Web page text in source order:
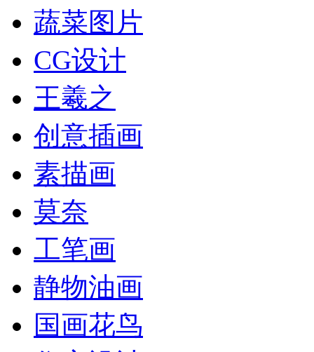
蔬菜图片
CG设计
王羲之
创意插画
素描画
莫奈
工笔画
静物油画
国画花鸟